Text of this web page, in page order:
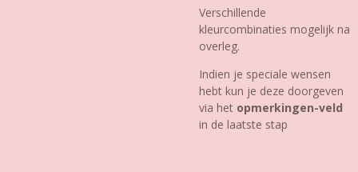
Verschillende
kleurcombinaties mogelijk na
overleg.
Indien je speciale wensen
hebt kun je deze doorgeven
via het opmerkingen-veld
in de laatste stap